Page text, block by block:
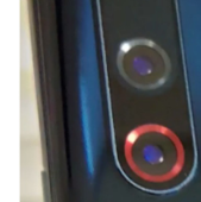
生成式AI與雲端應用
Enterprise Digital
特集